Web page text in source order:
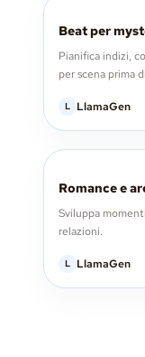
Beat per
Pianifica indizi,
per scena prima
L LlamaGen
Romance e
Sviluppa
relazioni.
L LlamaGen